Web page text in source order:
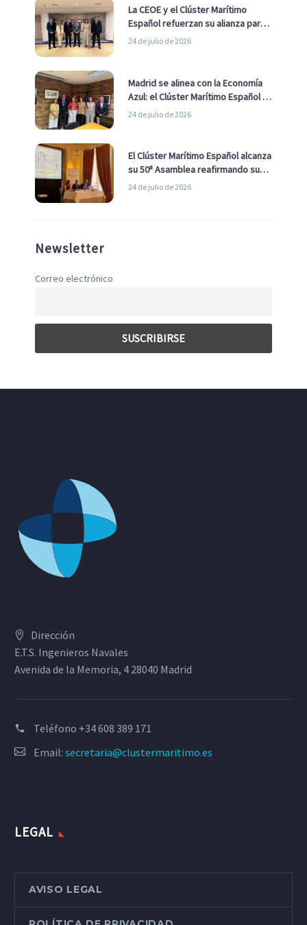
La CEOE y el Clúster Marítimo
Español refuerzan su alianza para
impulsar una estrategia Nacional
24 de julio de 2026
Madrid se alinea con la Economía
Azul: el Clúster Marítimo Español y
la Real Liga Naval avanzan alianzas
24 de julio de 2026
El Clúster Marítimo Español alcanza
su 50ª Asamblea reafirmando su
liderazgo en la Economía Azul
24 de julio de 2026
Newsletter
Correo electrónico
Dirección
E.T.S. Ingenieros Navales
Avenida de la Memoria, 4 28040 Madrid
Teléfono +34 608 389 171
Email: secretaria@clustermaritimo.es
LEGAL
AVISO LEGAL